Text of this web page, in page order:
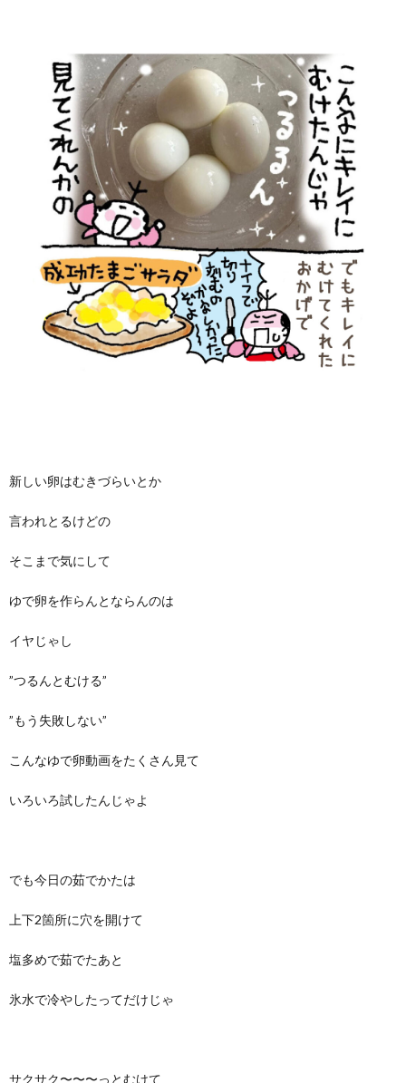
新しい卵はむきづらいとか
言われとるけどの
そこまで気にして
ゆで卵を作らんとならんのは
イヤじゃし
”つるんとむける”
”もう失敗しない”
こんなゆで卵動画をたくさん見て
いろいろ試したんじゃよ
でも今日の茹でかたは
上下2箇所に穴を開けて
塩多めで茹でたあと
氷水で冷やしたってだけじゃ
サクサク〜〜〜っとむけて